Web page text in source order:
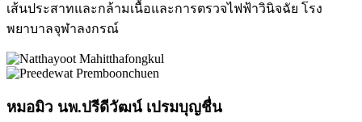
เส้นประสาทและกล้ามเนื้อและการตรวจไฟฟ้าวินิจฉัย โรง
พยาบาลจุฬาลงกรณ์
หมอมิว นพ.ปรีดีวัฒน์ เปรมบุญชื่น